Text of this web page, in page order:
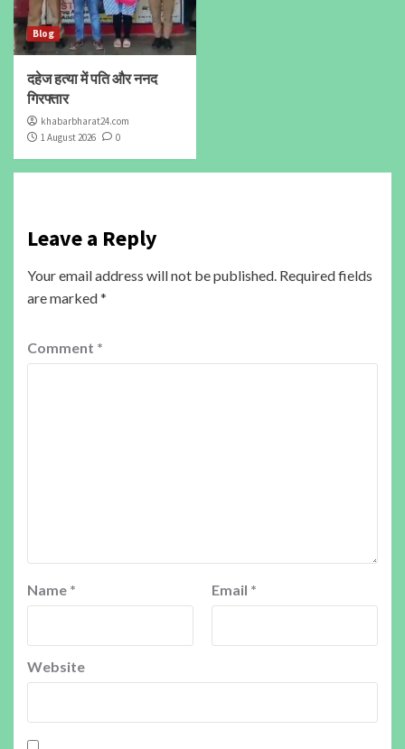
Blog
दहेज हत्या में पति और ननद
गिरफ्तार
khabarbharat24.com
1 August 2026
0
Leave a Reply
Your email address will not be published. Required fields
are marked*
Comment *
Name * Email *
Website